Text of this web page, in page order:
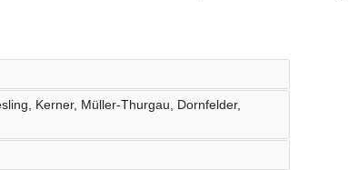
Kerner, Müller-Thurgau, Dornfelder,